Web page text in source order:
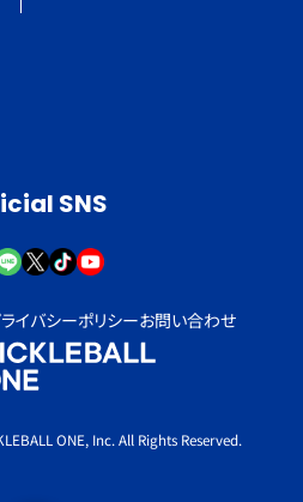
SNS
イバシーポリシーお問い合わせ
ONE, Inc. All Rights Reserved.